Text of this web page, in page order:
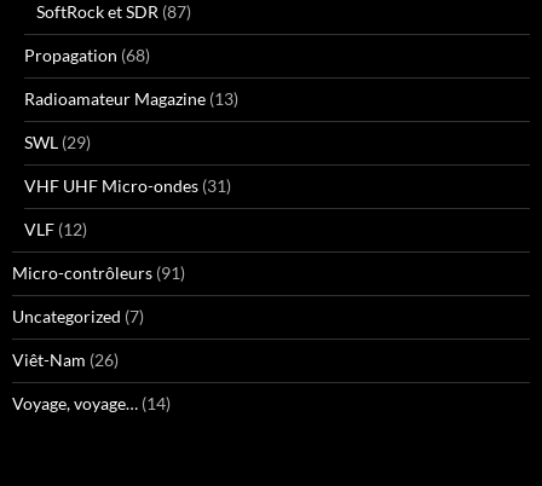
SoftRock et SDR (87)
Propagation (68)
Radioamateur Magazine (13)
SWL (29)
VHF UHF Micro-ondes (31)
VLF (12)
Micro-contrôleurs (91)
Uncategorized (7)
Viêt-Nam (26)
Voyage, voyage… (14)